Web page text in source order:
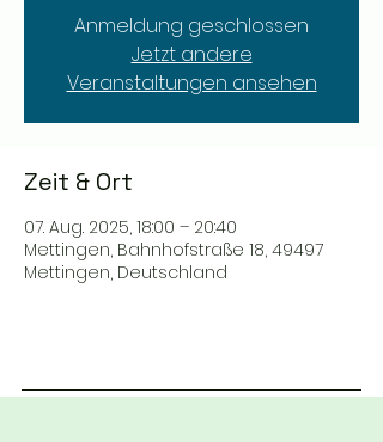
Anmeldung geschlossen
Jetzt andere
Veranstaltungen ansehen
Zeit & Ort
07. Aug. 2025, 18:00 – 20:40
Mettingen, Bahnhofstraße 18, 49497
Mettingen, Deutschland